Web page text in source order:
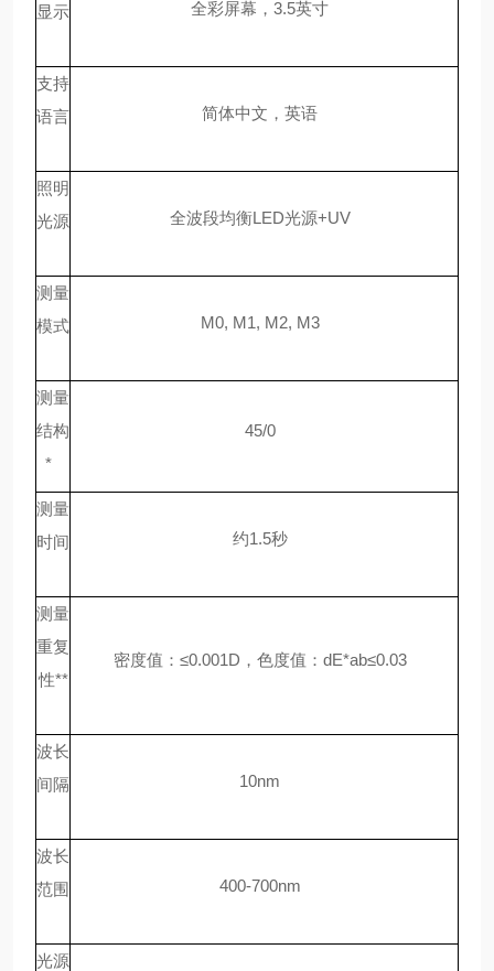
显示 全彩屏幕， 3.5英寸
支持
语言
简体中文，英语
照明
光源
全波段均衡LED光源+UV
测量
模式
M0, M1, M2, M3
测量
结构
*
45/0
测量
时间
约1.5秒
测量
重复
性**
密度值： ≤0.001D，色度值：dE*ab≤0.03
波长
间隔
10nm
波长
范围
400-700nm
光源